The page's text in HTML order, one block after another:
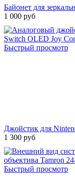
Байонет для
1 000 руб
Быстрый просмотр
Джойстик для
1 300 руб
Быстрый просмотр